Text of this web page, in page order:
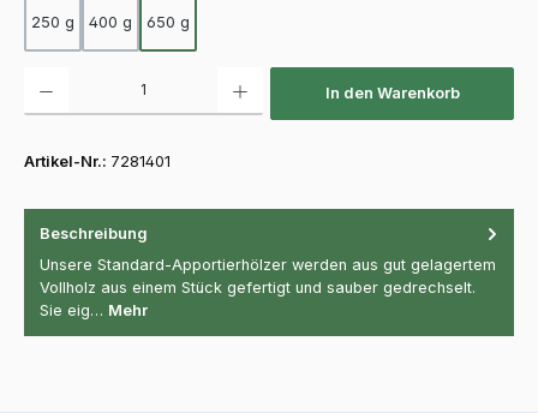
250 g 400 g 650 g
In den Warenkorb
Artikel-Nr.: 7281401
Beschreibung
Unsere Standard-Apportierhölzer werden aus gut gelagertem
Vollholz aus einem Stück gefertigt und sauber gedrechselt.
Sie eig… Mehr